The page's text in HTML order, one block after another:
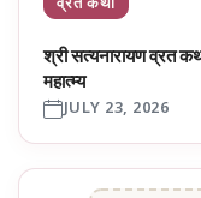
श्री सत्यनारायण व्रत
महात्म्य
JULY 23, 2026